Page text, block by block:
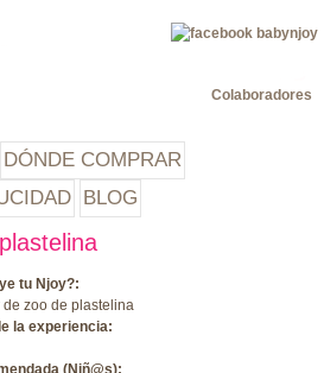
DÓNDE COMPRAR
BLOG
Colaboradores
tu Njoy?:
de zoo de plastelina
la experiencia:
(Niñ@s):